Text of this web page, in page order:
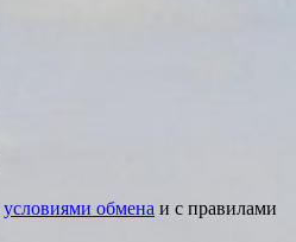
условиями обмена и с правилами